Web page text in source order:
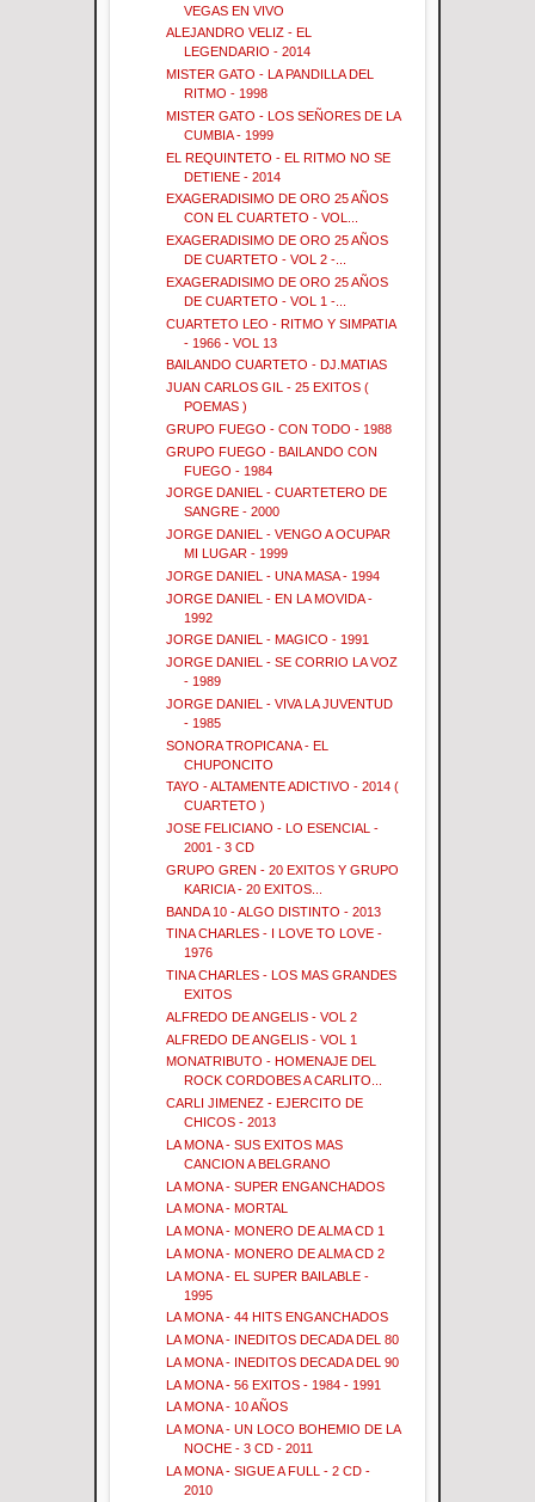
VEGAS EN VIVO
ALEJANDRO VELIZ - EL
LEGENDARIO - 2014
MISTER GATO - LA PANDILLA DEL
RITMO - 1998
MISTER GATO - LOS SEÑORES DE LA
CUMBIA - 1999
EL REQUINTETO - EL RITMO NO SE
DETIENE - 2014
EXAGERADISIMO DE ORO 25 AÑOS
CON EL CUARTETO - VOL...
EXAGERADISIMO DE ORO 25 AÑOS
DE CUARTETO - VOL 2 -...
EXAGERADISIMO DE ORO 25 AÑOS
DE CUARTETO - VOL 1 -...
CUARTETO LEO - RITMO Y SIMPATIA
- 1966 - VOL 13
BAILANDO CUARTETO - DJ.MATIAS
JUAN CARLOS GIL - 25 EXITOS (
POEMAS )
GRUPO FUEGO - CON TODO - 1988
GRUPO FUEGO - BAILANDO CON
FUEGO - 1984
JORGE DANIEL - CUARTETERO DE
SANGRE - 2000
JORGE DANIEL - VENGO A OCUPAR
MI LUGAR - 1999
JORGE DANIEL - UNA MASA - 1994
JORGE DANIEL - EN LA MOVIDA -
1992
JORGE DANIEL - MAGICO - 1991
JORGE DANIEL - SE CORRIO LA VOZ
- 1989
JORGE DANIEL - VIVA LA JUVENTUD
- 1985
SONORA TROPICANA - EL
CHUPONCITO
TAYO - ALTAMENTE ADICTIVO - 2014 (
CUARTETO )
JOSE FELICIANO - LO ESENCIAL -
2001 - 3 CD
GRUPO GREN - 20 EXITOS Y GRUPO
KARICIA - 20 EXITOS...
BANDA 10 - ALGO DISTINTO - 2013
TINA CHARLES - I LOVE TO LOVE -
1976
TINA CHARLES - LOS MAS GRANDES
EXITOS
ALFREDO DE ANGELIS - VOL 2
ALFREDO DE ANGELIS - VOL 1
MONATRIBUTO - HOMENAJE DEL
ROCK CORDOBES A CARLITO...
CARLI JIMENEZ - EJERCITO DE
CHICOS - 2013
LA MONA - SUS EXITOS MAS
CANCION A BELGRANO
LA MONA - SUPER ENGANCHADOS
LA MONA - MORTAL
LA MONA - MONERO DE ALMA CD 1
LA MONA - MONERO DE ALMA CD 2
LA MONA - EL SUPER BAILABLE -
1995
LA MONA - 44 HITS ENGANCHADOS
LA MONA - INEDITOS DECADA DEL 80
LA MONA - INEDITOS DECADA DEL 90
LA MONA - 56 EXITOS - 1984 - 1991
LA MONA - 10 AÑOS
LA MONA - UN LOCO BOHEMIO DE LA
NOCHE - 3 CD - 2011
LA MONA - SIGUE A FULL - 2 CD -
2010